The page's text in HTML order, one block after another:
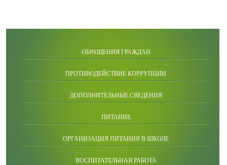
ОБРАЩЕНИЯ ГРАЖДАН
ПРОТИВОДЕЙСТВИЕ КОРРУПЦИИ
ДОПОЛНИТЕЛЬНЫЕ СВЕДЕНИЯ
ПИТАНИЕ
ОРГАНИЗАЦИЯ ПИТАНИЯ В ШКОЛЕ
ВОСПИТАТЕЛЬНАЯ РАБОТА